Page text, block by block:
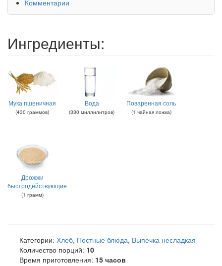
Комментарии
Ингредиенты:
Мука пшеничная
(430 граммов)
Вода
(330 миллилитров)
Поваренная соль
(1 чайная ложка)
Дрожжи
быстродействующие
(1 грамм)
Категории: Хлеб, Постные блюда, Выпечка несладкая
Количество порций: 10
Время приготовления: 15 часов